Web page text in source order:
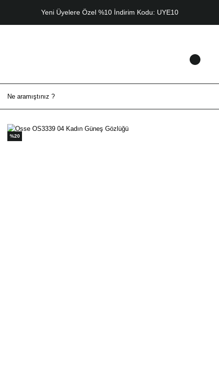
Yeni Üyelere Özel %10 İndirim Kodu: UYE10
%20